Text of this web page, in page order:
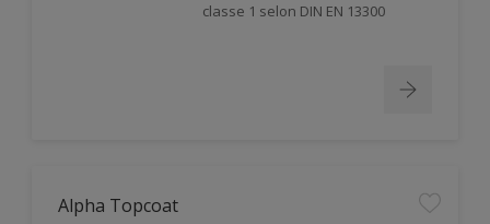
classe 1 selon DIN EN 13300
Alpha Topcoat